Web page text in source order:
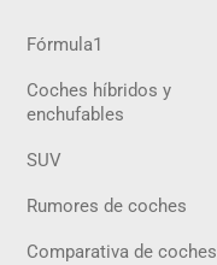
Fórmula1
Coches híbridos y
enchufables
SUV
Rumores de coches
Comparativa de coches